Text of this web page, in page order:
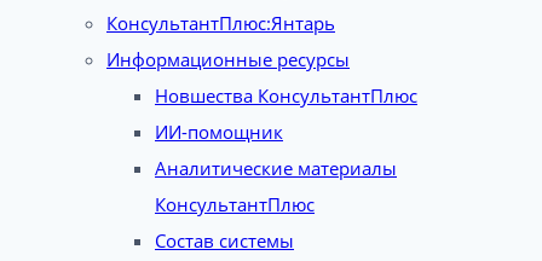
КонсультантПлюс:Янтарь
Информационные ресурсы
Новшества КонсультантПлюс
ИИ-помощник
Аналитические материалы
КонсультантПлюс
Состав системы